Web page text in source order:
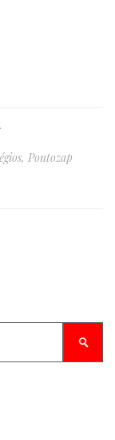
, Pontozap